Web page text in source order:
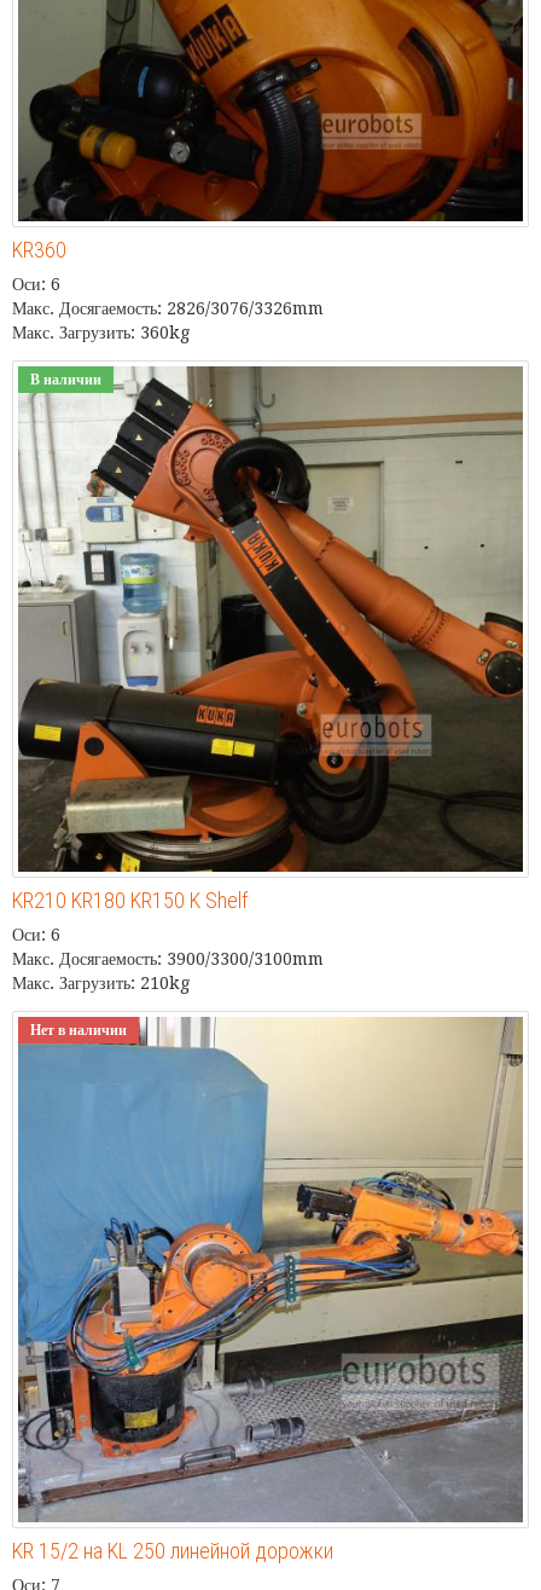
KR360
Оси: 6
Макс. Досягаемость: 2826/3076/3326mm
Макс. Загрузить: 360kg
В наличии
KR210 KR180 KR150 K Shelf
Оси: 6
Макс. Досягаемость: 3900/3300/3100mm
Макс. Загрузить: 210kg
Нет в наличии
KR 15/2 на KL 250 линейной дорожки
Оси: 7